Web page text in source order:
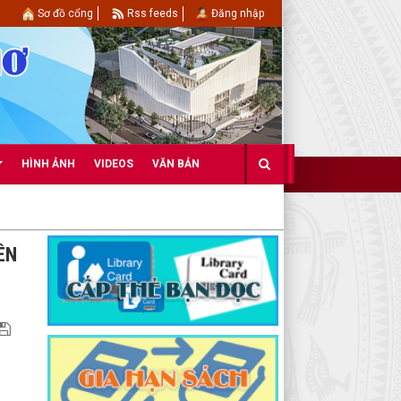
HÌNH ẢNH VIDEOS VĂN BẢN
Sơ đồ cổng Rss feeds Đăng nhập